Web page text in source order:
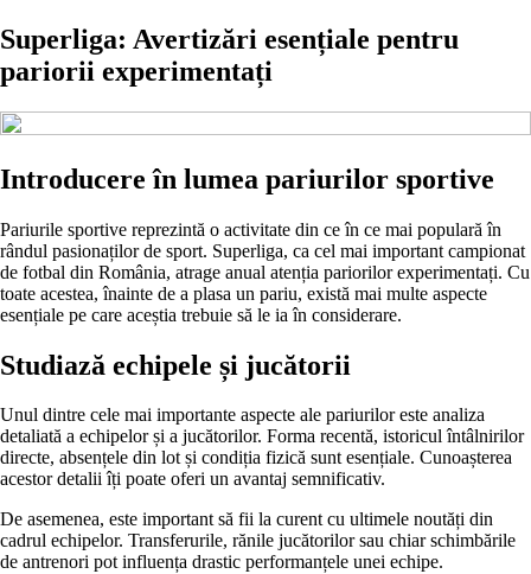
Superliga: Avertizări esențiale pentru
pariorii experimentați
Introducere în lumea pariurilor sportive
Pariurile sportive reprezintă o activitate din ce în ce mai populară în
rândul pasionaților de sport. Superliga, ca cel mai important campionat
de fotbal din România, atrage anual atenția pariorilor experimentați. Cu
toate acestea, înainte de a plasa un pariu, există mai multe aspecte
esențiale pe care aceștia trebuie să le ia în considerare.
Studiază echipele și jucătorii
Unul dintre cele mai importante aspecte ale pariurilor este analiza
detaliată a echipelor și a jucătorilor. Forma recentă, istoricul întâlnirilor
directe, absențele din lot și condiția fizică sunt esențiale. Cunoașterea
acestor detalii îți poate oferi un avantaj semnificativ.
De asemenea, este important să fii la curent cu ultimele noutăți din
cadrul echipelor. Transferurile, rănile jucătorilor sau chiar schimbările
de antrenori pot influența drastic performanțele unei echipe.